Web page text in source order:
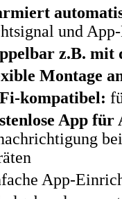
und
z.B. mit
Montage
kompatibel:
App
App-